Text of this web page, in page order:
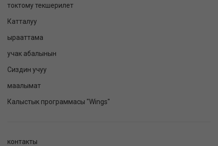
токтому текшерилет
Катталуу
ырааттама
учак абалынын
Сиздин учуу
маалымат
Калыстык программасы "Wings"
контакты